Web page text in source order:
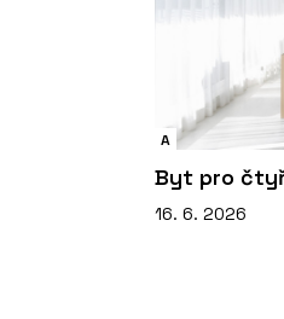
A
Byt pro
16. 6. 2026